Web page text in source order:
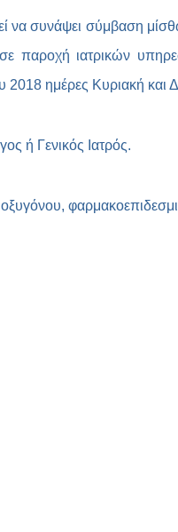
να συνάψει σύμβαση
παροχή ιατρικών
ημέρες Κυριακή και
ή Γενικός Ιατρός.